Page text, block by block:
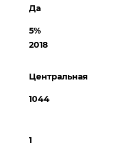
Да
5%
2018
Центральная
1044
1